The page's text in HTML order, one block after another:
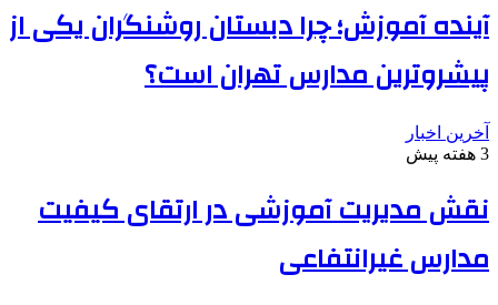
آینده آموزش؛ چرا دبستان روشنگران یکی از
پیشروترین مدارس تهران است؟
آخرین اخبار
3 هفته پیش
نقش مدیریت آموزشی در ارتقای کیفیت
مدارس غیرانتفاعی